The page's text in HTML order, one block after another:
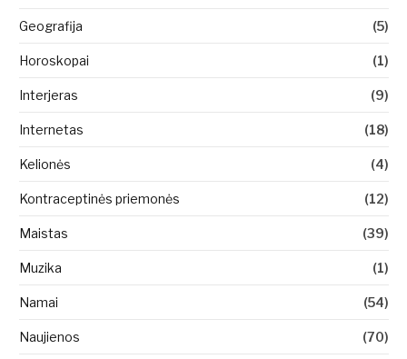
Geografija (5)
Horoskopai (1)
Interjeras (9)
Internetas (18)
Kelionės (4)
Kontraceptinės priemonės (12)
Maistas (39)
Muzika (1)
Namai (54)
Naujienos (70)